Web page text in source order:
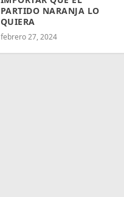
PARTIDO NARANJA LO
QUIERA
febrero 27, 2024